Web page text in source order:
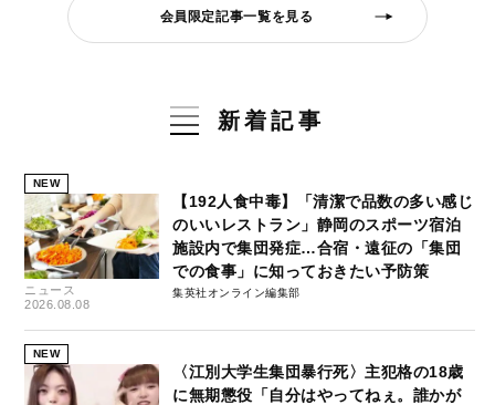
会員限定記事一覧を見る
新着記事
NEW
ニュース
2026.08.08
【192人食中毒】「清潔で品数の多い感じ
のいいレストラン」静岡のスポーツ宿泊
施設内で集団発症…合宿・遠征の「集団
での食事」に知っておきたい予防策
集英社オンライン編集部
NEW
〈江別大学生集団暴行死〉主犯格の18歳
に無期懲役「自分はやってねぇ。誰かが